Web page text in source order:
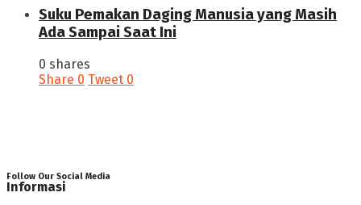
‎Suku Pemakan Daging Manusia yang Masih
Ada Sampai Saat Ini
0 shares
Share 0 Tweet 0
Follow Our Social Media
Informasi